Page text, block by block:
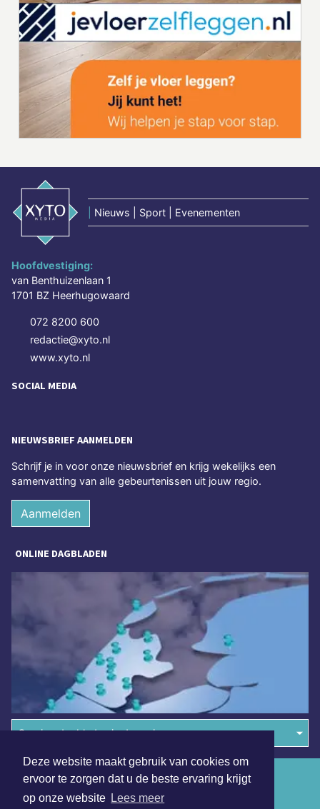
Deze website maakt gebruik van cookies om
ervoor te zorgen dat u de beste ervaring krijgt
op onze website Lees meer
Nieuws | Sport | Evenementen
Hoofdvestiging:
van Benthuizenlaan 1
1701 BZ Heerhugowaard
072 8200 600
redactie@xyto.nl
www.xyto.nl
SOCIAL MEDIA
NIEUWSBRIEF AANMELDEN
Schrijf je in voor onze nieuwsbrief en krijg wekelijks een
samenvatting van alle gebeurtenissen uit jouw regio.
Aanmelden
ONLINE DAGBLADEN
Overige dagbladen in de regio
Algemene voorwaarden
Disclaimer